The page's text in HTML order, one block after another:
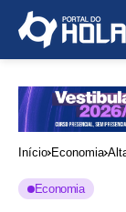
Início Economia
Economia